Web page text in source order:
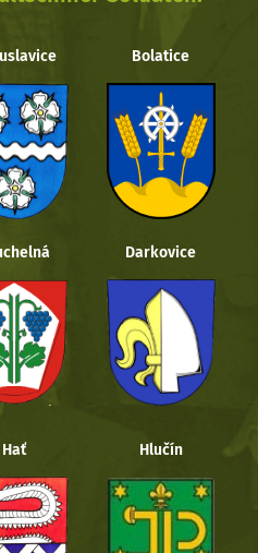
Bolatice
Darkovice
Hať Hlučín